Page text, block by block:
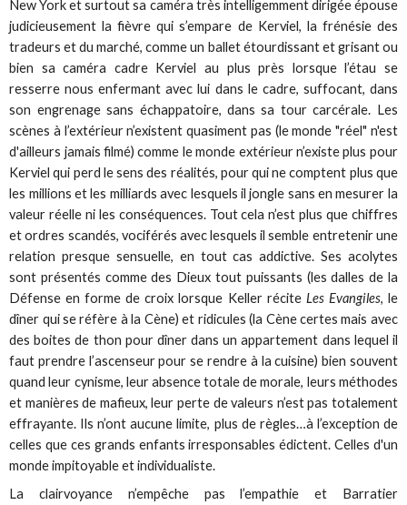
New York et surtout sa caméra très intelligemment dirigée épouse
judicieusement la fièvre qui s’empare de Kerviel, la frénésie des
tradeurs et du marché, comme un ballet étourdissant et grisant ou
bien sa caméra cadre Kerviel au plus près lorsque l’étau se
resserre nous enfermant avec lui dans le cadre, suffocant, dans
son engrenage sans échappatoire, dans sa tour carcérale. Les
scènes à l’extérieur n’existent quasiment pas (le monde "réel" n'est
d'ailleurs jamais filmé) comme le monde extérieur n’existe plus pour
Kerviel qui perd le sens des réalités, pour qui ne comptent plus que
les millions et les milliards avec lesquels il jongle sans en mesurer la
valeur réelle ni les conséquences. Tout cela n’est plus que chiffres
et ordres scandés, vociférés avec lesquels il semble entretenir une
relation presque sensuelle, en tout cas addictive. Ses acolytes
sont présentés comme des Dieux tout puissants (les dalles de la
Défense en forme de croix lorsque Keller récite Les Evangiles, le
dîner qui se réfère à la Cène) et ridicules (la Cène certes mais avec
des boites de thon pour dîner dans un appartement dans lequel il
faut prendre l’ascenseur pour se rendre à la cuisine) bien souvent
quand leur cynisme, leur absence totale de morale, leurs méthodes
et manières de mafieux, leur perte de valeurs n’est pas totalement
effrayante. Ils n’ont aucune limite, plus de règles…à l’exception de
celles que ces grands enfants irresponsables édictent. Celles d'un
monde impitoyable et individualiste.
La clairvoyance n’empêche pas l’empathie et Barratier